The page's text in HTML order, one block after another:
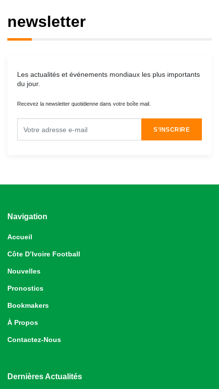
newsletter
Les actualités et événements mondiaux les plus importants
du jour.
Recevez la newsletter quotidienne dans votre boîte mail.
S'INSCRIRE
Navigation
Accueil
Côte D’Ivoire Football
Nouvelles
Pronostics
Bookmakers
À Propos
Contactez-Nous
Dernières Actualités